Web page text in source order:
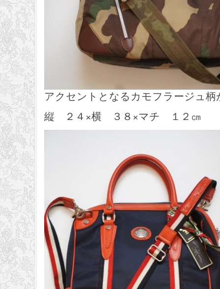
アクセントとなるカモフラージュ柄
縦 ２４×横 ３８×マチ １２㎝